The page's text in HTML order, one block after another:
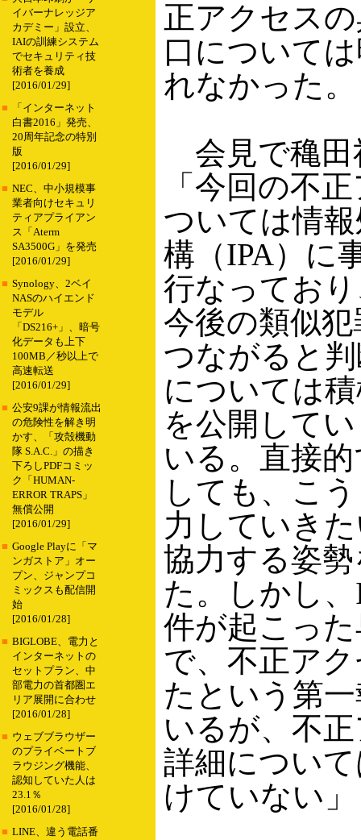
イバーナレッジア
カデミー」設立、
IAIの訓練システム
でセキュリティ技
術者を養成
[2016/01/29]
■
「インターネット
白書2016」発売、
20周年記念の特別
版
[2016/01/29]
■ NEC、中小規模事
業者向けセキュリ
ティアプライアン
ス「Aterm
SA3500G」を発売
[2016/01/29]
■ Synology、2ベイ
NASのハイエンド
モデル
「DS216+」、暗号
化データも上下
100MB／秒以上で
高速転送
[2016/01/29]
■ 公安9課が情報流出
の危険性を解き明
かす、「攻殻機動
隊 S.A.C.」の描き
下ろしPDFコミッ
ク「HUMAN-
ERROR TRAPS」
無償公開
[2016/01/29]
■ Google Playに「マ
ンガストア」オー
プン、ジャンプコ
ミックスも配信開
始
[2016/01/28]
■ BIGLOBE、電力と
インターネットの
セットプラン、中
部電力の首都圏エ
リア展開に合わせ
[2016/01/28]
■ ウェブブラウザー
のプライベートブ
ラウジング機能、
認知していた人は
23.1％
[2016/01/28]
■ LINE、違う電話番
正アクセス
口について
れなかった。
会見で穐田
「今回の不
ついては情
構（IPA）に
行なってお
今後の類似
つながると
については
を公開して
いる。直接
しても、こ
力していき
協力する姿
た。しかし
件が起こっ
で、不正ア
たという第
いるが、不
詳細につい
けていない